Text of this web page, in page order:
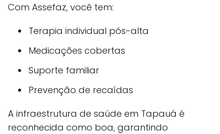
Com Assefaz, você tem:
Terapia individual pós-alta
Medicações cobertas
Suporte familiar
Prevenção de recaídas
A infraestrutura de saúde em Tapauá é
reconhecida como boa, garantindo